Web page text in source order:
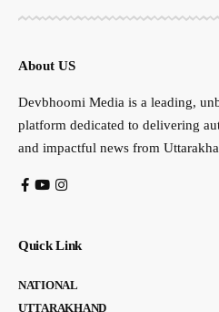
About US
Devbhoomi Media is a leading,
platform dedicated to delivering
and impactful news from
Quick Link
NATIONAL
UTTARAKHAND